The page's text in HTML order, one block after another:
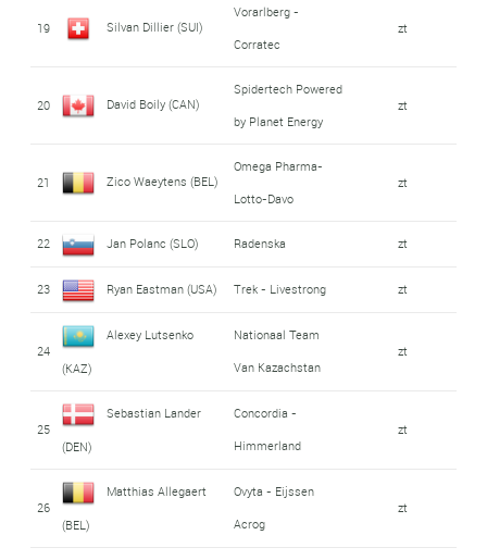
19 Silvan Dillier (SUI)
Vorarlberg -
Corratec
zt
20 David Boily (CAN)
Spidertech Powered
by Planet Energy
zt
21 Zico Waeytens (BEL)
Omega Pharma-
Lotto-Davo
zt
22 Jan Polanc (SLO) Radenska zt
23 Ryan Eastman (USA) Trek - Livestrong zt
24
Alexey Lutsenko
(KAZ)
Nationaal Team
Van Kazachstan
zt
25
Sebastian Lander
(DEN)
Concordia -
Himmerland
zt
26
Matthias Allegaert
(BEL)
Ovyta - Eijssen
Acrog
zt